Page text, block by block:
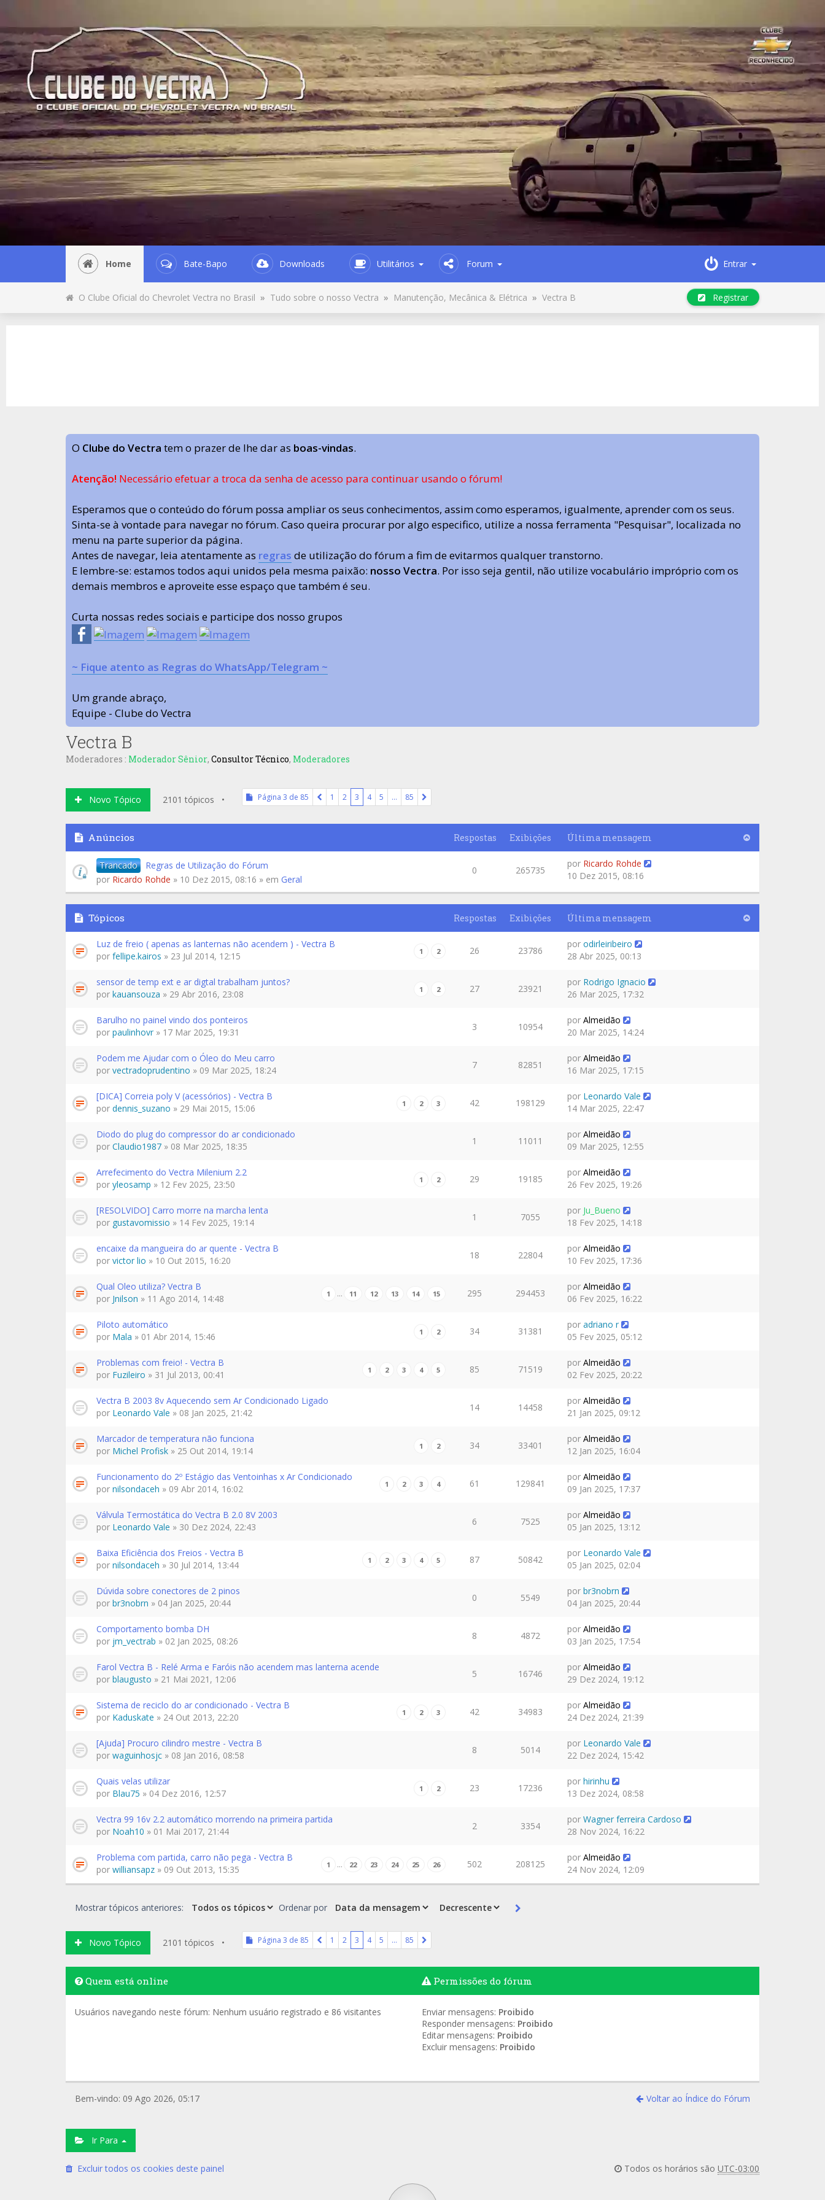
Home Bate-Bapo Downloads Utilitários Forum Entrar
O Clube Oficial do Chevrolet Vectra no Brasil » Tudo sobre o nosso Vectra » Manutenção, Mecânica & Elétrica » Vectra B Registrar
O Clube do Vectra tem o prazer de lhe dar as boas-vindas.
Atenção! Necessário efetuar a troca da senha de acesso para continuar usando o fórum!
Esperamos que o conteúdo do fórum possa ampliar os seus conhecimentos, assim como esperamos, igualmente, aprender com os seus.
Sinta-se à vontade para navegar no fórum. Caso queira procurar por algo especifico, utilize a nossa ferramenta "Pesquisar", localizada no
menu na parte superior da página.
Antes de navegar, leia atentamente as regras de utilização do fórum a fim de evitarmos qualquer transtorno.
E lembre-se: estamos todos aqui unidos pela mesma paixão: nosso Vectra. Por isso seja gentil, não utilize vocabulário impróprio com os
demais membros e aproveite esse espaço que também é seu.
Curta nossas redes sociais e participe dos nosso grupos
~ Fique atento as Regras do WhatsApp/Telegram ~
Um grande abraço,
Equipe - Clube do Vectra
Vectra B
Moderadores : Moderador Sênior, Consultor Técnico, Moderadores
Novo Tópico 2101 tópicos • Página 3 de 85 1 2 3 4 5 … 85
Anúncios Respostas Exibições Última mensagem
Trancado
Regras de Utilização do Fórum
por Ricardo Rohde » 10 Dez 2015, 08:16 » em Geral
0 265735
por Ricardo Rohde
10 Dez 2015, 08:16
Tópicos Respostas Exibições Última mensagem
Luz de freio ( apenas as lanternas não acendem ) - Vectra B
1 2
por fellipe.kairos » 23 Jul 2014, 12:15 26 23786
por odirleiribeiro
28 Abr 2025, 00:13
sensor de temp ext e ar digtal trabalham juntos?
1 2
por kauansouza » 29 Abr 2016, 23:08 27 23921
por Rodrigo Ignacio
26 Mar 2025, 17:32
Barulho no painel vindo dos ponteiros
por paulinhovr » 17 Mar 2025, 19:31 3 10954
por Almeidão
20 Mar 2025, 14:24
Podem me Ajudar com o Óleo do Meu carro
por vectradoprudentino » 09 Mar 2025, 18:24 7 82851
por Almeidão
16 Mar 2025, 17:15
[DICA] Correia poly V (acessórios) - Vectra B
1 2 3
por dennis_suzano » 29 Mai 2015, 15:06 42 198129
por Leonardo Vale
14 Mar 2025, 22:47
Diodo do plug do compressor do ar condicionado
por Claudio1987 » 08 Mar 2025, 18:35 1 11011
por Almeidão
09 Mar 2025, 12:55
Arrefecimento do Vectra Milenium 2.2
1 2
por yleosamp » 12 Fev 2025, 23:50 29 19185
por Almeidão
26 Fev 2025, 19:26
[RESOLVIDO] Carro morre na marcha lenta
por gustavomissio » 14 Fev 2025, 19:14 1 7055
por Ju_Bueno
18 Fev 2025, 14:18
encaixe da mangueira do ar quente - Vectra B
por victor lio » 10 Out 2015, 16:20 18 22804
por Almeidão
10 Fev 2025, 17:36
Qual Oleo utiliza? Vectra B
1 … 11 12 13 14 15
por Jnilson » 11 Ago 2014, 14:48 295 294453
por Almeidão
06 Fev 2025, 16:22
Piloto automático
1 2
por Mala » 01 Abr 2014, 15:46 34 31381
por adriano r
05 Fev 2025, 05:12
Problemas com freio! - Vectra B
1 2 3 4 5
por Fuzileiro » 31 Jul 2013, 00:41 85 71519
por Almeidão
02 Fev 2025, 20:22
Vectra B 2003 8v Aquecendo sem Ar Condicionado Ligado
por Leonardo Vale » 08 Jan 2025, 21:42 14 14458
por Almeidão
21 Jan 2025, 09:12
Marcador de temperatura não funciona
1 2
por Michel Profisk » 25 Out 2014, 19:14 34 33401
por Almeidão
12 Jan 2025, 16:04
Funcionamento do 2º Estágio das Ventoinhas x Ar Condicionado
1 2 3 4
por nilsondaceh » 09 Abr 2014, 16:02 61 129841
por Almeidão
09 Jan 2025, 17:37
Válvula Termostática do Vectra B 2.0 8V 2003
por Leonardo Vale » 30 Dez 2024, 22:43 6 7525
por Almeidão
05 Jan 2025, 13:12
Baixa Eficiência dos Freios - Vectra B
1 2 3 4 5
por nilsondaceh » 30 Jul 2014, 13:44 87 50842
por Leonardo Vale
05 Jan 2025, 02:04
Dúvida sobre conectores de 2 pinos
por br3nobrn » 04 Jan 2025, 20:44 0 5549
por br3nobrn
04 Jan 2025, 20:44
Comportamento bomba DH
por jm_vectrab » 02 Jan 2025, 08:26 8 4872
por Almeidão
03 Jan 2025, 17:54
Farol Vectra B - Relé Arma e Faróis não acendem mas lanterna acende
por blaugusto » 21 Mai 2021, 12:06 5 16746
por Almeidão
29 Dez 2024, 19:12
Sistema de reciclo do ar condicionado - Vectra B
1 2 3
por Kaduskate » 24 Out 2013, 22:20 42 34983
por Almeidão
24 Dez 2024, 21:39
[Ajuda] Procuro cilindro mestre - Vectra B
por waguinhosjc » 08 Jan 2016, 08:58 8 5014
por Leonardo Vale
22 Dez 2024, 15:42
Quais velas utilizar
1 2
por Blau75 » 04 Dez 2016, 12:57 23 17236
por hirinhu
13 Dez 2024, 08:58
Vectra 99 16v 2.2 automático morrendo na primeira partida
por Noah10 » 01 Mai 2017, 21:44 2 3354
por Wagner ferreira Cardoso
28 Nov 2024, 16:22
Problema com partida, carro não pega - Vectra B
1 … 22 23 24 25 26
por williansapz » 09 Out 2013, 15:35 502 208125
por Almeidão
24 Nov 2024, 12:09
Mostrar tópicos anteriores: Ordenar por
Novo Tópico 2101 tópicos • Página 3 de 85 1 2 3 4 5 … 85
Quem está online
Usuários navegando neste fórum: Nenhum usuário registrado e 86 visitantes
Permissões do fórum
Enviar mensagens: Proibido
Responder mensagens: Proibido
Editar mensagens: Proibido
Excluir mensagens: Proibido
Bem-vindo: 09 Ago 2026, 05:17 Voltar ao Índice do Fórum
Ir Para
Excluir todos os cookies deste painel Todos os horários são UTC-03:00